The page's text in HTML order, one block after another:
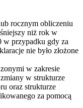
rocznym obliczeniu
niż rok w
w przypadku gdy za
nie było złożone
w zakresie
w strukturze
oraz strukturze
za pomocą